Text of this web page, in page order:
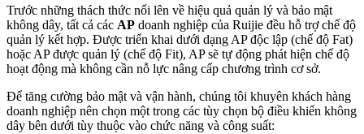
Trước những thách thức nổi lên về hiệu quả quản lý và bảo mật
không dây, tất cả các AP doanh nghiệp của Ruijie đều hỗ trợ chế độ
quản lý kết hợp. Được triển khai dưới dạng AP độc lập (chế độ Fat)
hoặc AP được quản lý (chế độ Fit), AP sẽ tự động phát hiện chế độ
hoạt động mà không cần nỗ lực nâng cấp chương trình cơ sở.
Để tăng cường bảo mật và vận hành, chúng tôi khuyên khách hàng
doanh nghiệp nên chọn một trong các tùy chọn bộ điều khiển không
dây bên dưới tùy thuộc vào chức năng và công suất: